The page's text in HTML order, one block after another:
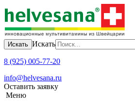
Искать Искать
8 (925) 005-77-20
info@helvesana.ru
Оставить заявку
Меню